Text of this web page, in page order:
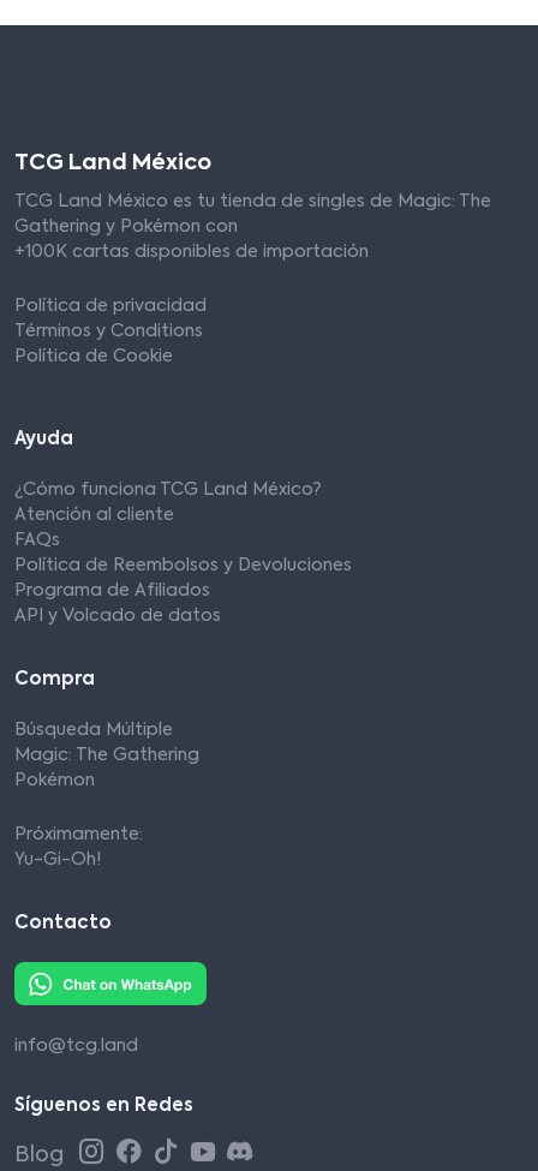
TCG Land México
TCG Land México es tu tienda de singles de Magic: The
Gathering y Pokémon con
+100K cartas disponibles de importación
Política de privacidad
Términos y Conditions
Política de Cookie
Ayuda
¿Cómo funciona TCG Land México?
Atención al cliente
FAQs
Política de Reembolsos y Devoluciones
Programa de Afiliados
API y Volcado de datos
Compra
Búsqueda Múltiple
Magic: The Gathering
Pokémon
Próximamente:
Yu-Gi-Oh!
Contacto
info@tcg.land
Síguenos en Redes
Blog